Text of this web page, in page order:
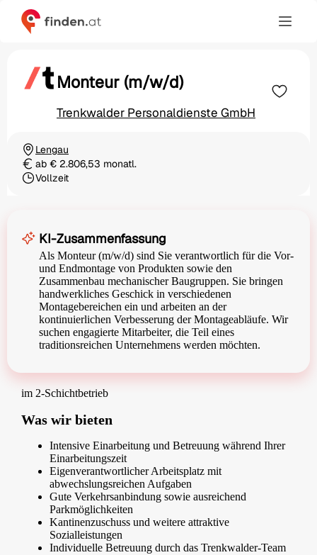
Monteur (m/w/d)
Trenkwalder Personaldienste GmbH
Ortschaft
Lengau
Gehaltab € 2.806,53 monatl.
Beschäftigungsart
Vollzeit
KI-Zusammenfassung
Als Monteur (m/w/d) sind Sie verantwortlich für die Vor-
und Endmontage von Produkten sowie den
Zusammenbau mechanischer Baugruppen. Sie bringen
handwerkliches Geschick in verschiedenen
Montagebereichen ein und arbeiten an der
kontinuierlichen Verbesserung der Montageabläufe. Wir
suchen engagierte Mitarbeiter, die Teil eines
traditionsreichen Unternehmens werden möchten.
im 2-Schichtbetrieb
Was wir bieten
Intensive Einarbeitung und Betreuung während Ihrer
Einarbeitungszeit
Eigenverantwortlicher Arbeitsplatz mit
abwechslungsreichen Aufgaben
Gute Verkehrsanbindung sowie ausreichend
Parkmöglichkeiten
Kantinenzuschuss und weitere attraktive
Sozialleistungen
Individuelle Betreuung durch das Trenkwalder-Team